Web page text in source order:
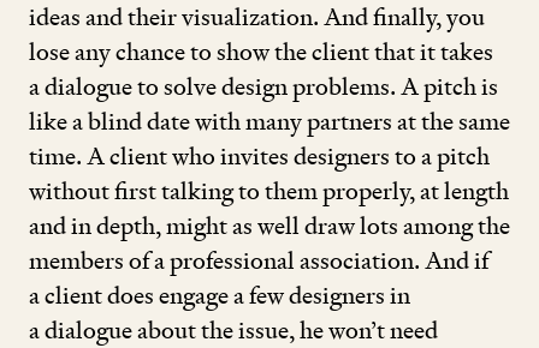
ideas and their visualization. And finally, you
lose any chance to show the client that it takes
a dialogue to solve design problems. A pitch is
like a blind date with many partners at the same
time. A client who invites designers to a pitch
without first talking to them properly, at length
and in depth, might as well draw lots among the
members of a professional association. And if
a client does engage a few designers in
a dialogue about the issue, he won’t need